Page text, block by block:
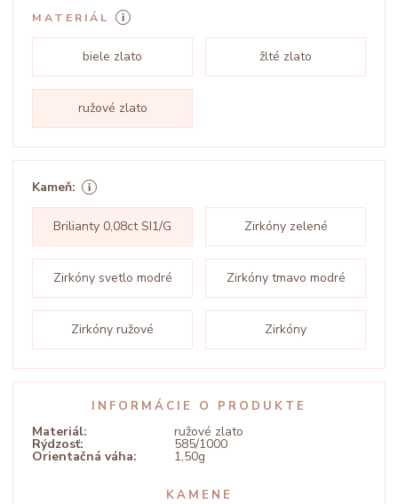
MATERIÁL
biele zlato žlté zlato
ružové zlato
Kameň:
Brilianty 0,08ct SI1/G Zirkóny zelené
Zirkóny svetlo modré Zirkóny tmavo modré
Zirkóny ružové Zirkóny
INFORMÁCIE O PRODUKTE
Materiál: ružové zlato
Rýdzosť: 585/1000
Orientačná váha: 1,50g
KAMENE